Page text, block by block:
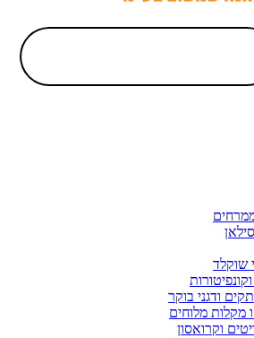
שוקלד
ודגני בוקר
מקלות מלוחים
וקרואסון